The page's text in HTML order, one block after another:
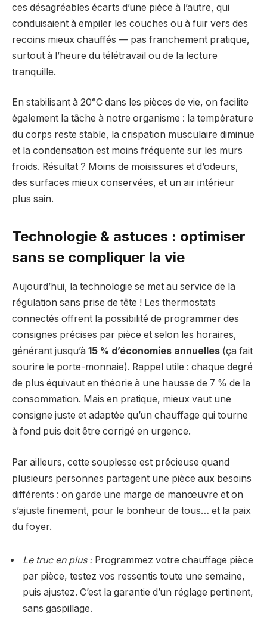
ces désagréables écarts d’une pièce à l’autre, qui
conduisaient à empiler les couches ou à fuir vers des
recoins mieux chauffés — pas franchement pratique,
surtout à l’heure du télétravail ou de la lecture
tranquille.
En stabilisant à 20°C dans les pièces de vie, on facilite
également la tâche à notre organisme : la température
du corps reste stable, la crispation musculaire diminue
et la condensation est moins fréquente sur les murs
froids. Résultat ? Moins de moisissures et d’odeurs,
des surfaces mieux conservées, et un air intérieur
plus sain.
Technologie & astuces : optimiser
sans se compliquer la vie
Aujourd’hui, la technologie se met au service de la
régulation sans prise de tête ! Les thermostats
connectés offrent la possibilité de programmer des
consignes précises par pièce et selon les horaires,
générant jusqu’à 15 % d’économies annuelles (ça fait
sourire le porte-monnaie). Rappel utile : chaque degré
de plus équivaut en théorie à une hausse de 7 % de la
consommation. Mais en pratique, mieux vaut une
consigne juste et adaptée qu’un chauffage qui tourne
à fond puis doit être corrigé en urgence.
Par ailleurs, cette souplesse est précieuse quand
plusieurs personnes partagent une pièce aux besoins
différents : on garde une marge de manœuvre et on
s’ajuste finement, pour le bonheur de tous… et la paix
du foyer.
Le truc en plus :Programmez votre chauffage pièce
par pièce, testez vos ressentis toute une semaine,
puis ajustez. C’est la garantie d’un réglage pertinent,
sans gaspillage.